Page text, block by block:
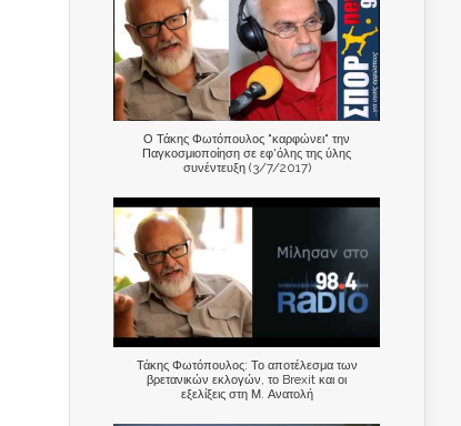
Ο Τάκης Φωτόπουλος "καρφώνει" την
Παγκοσμιοποίηση σε εφ'όλης της ύλης
συνέντευξη (3/7/2017)
Τάκης Φωτόπουλος: Το αποτέλεσμα των
βρετανικών εκλογών, το Brexit και οι
εξελίξεις στη Μ. Ανατολή